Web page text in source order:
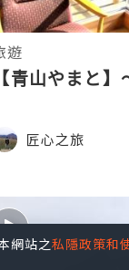
遊
【青山やまと
匠心之旅
網站之私隱政策和